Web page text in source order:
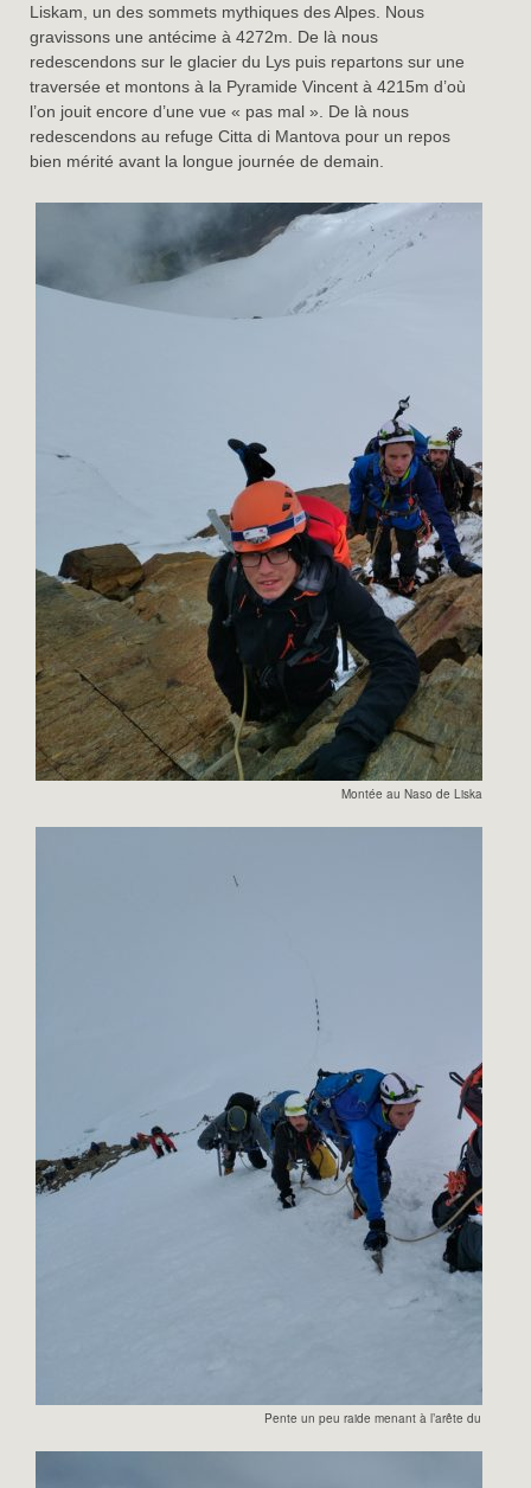
Liskam, un des sommets mythiques des Alpes. Nous
gravissons une antécime à 4272m. De là nous
redescendons sur le glacier du Lys puis repartons sur une
traversée et montons à la Pyramide Vincent à 4215m d’où
l’on jouit encore d’une vue « pas mal ». De là nous
redescendons au refuge Citta di Mantova pour un repos
bien mérité avant la longue journée de demain.
Montée au Naso de Liskam.
Pente un peu raide menant à l’arête du Naso